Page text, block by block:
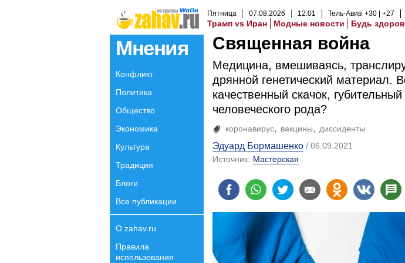
Пятница 07.08.2026 12:01 Тель-Авив +30 +27
Трамп vs Иран Модные новости Будь здоров
Мнения
Конфликт
Политика
Общество
Экономика
Культура
Традиция
Блоги
Все публикации
О zahav.ru
Правила
использования
Священная война
Медицина, вмешиваясь,
дрянной генетический материал.
качественный скачок,
человеческого рода?
коронавирус вакцины диссиденты
Эдуард Бормашенко
06.09.2021
Источник: Мастерская